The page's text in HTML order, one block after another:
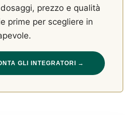
prezzo e qualità
prime per scegliere in
GLI INTEGRATORI →